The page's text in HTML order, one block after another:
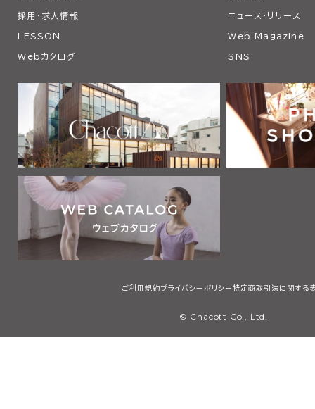
採用・求人情報 ニュース・リリース
LESSON Web Magazine
Webカタログ SNS
ご利用規約プライバシーポリシー 特定商取引法に関する
© Chacott Co., Ltd.